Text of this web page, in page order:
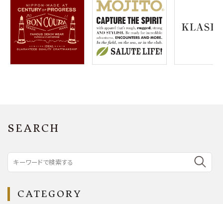
ACCOUNT MENU
ようこそ ゲスト 様
meeting_room ログイン 会員登録
SEARCH
CATEGORY